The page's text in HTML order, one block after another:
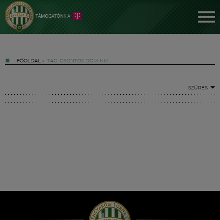
FŐOLDAL » TAG: CSONTOS DOMINIK
SZŰRÉS
Hírek